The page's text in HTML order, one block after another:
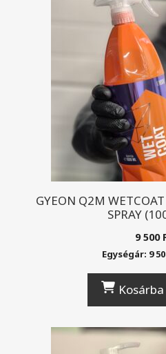
GYEON Q2M
SPRAY
9 500
Egységár: 9